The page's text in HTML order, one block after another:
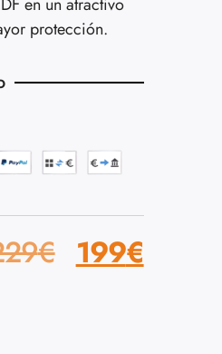
protección.
€ 199€